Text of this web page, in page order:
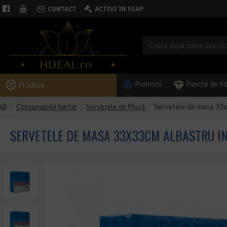
CONTACT ACTIVI IN SEAP
Produse Promotii Puncte de
Consumabile hartie Șervețele de Masă Servetele de masa
SERVETELE DE MASA 33X33CM ALBASTRU